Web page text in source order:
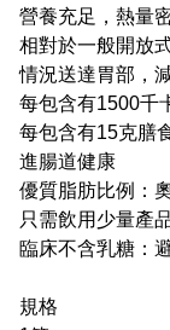
營養充足，熱量
相對於一般開放
情況送達胃部，
每包含有1500千
每包含有15克膳
進腸道健康
優質脂肪比例：
只需飲用少量產
臨床不含乳糖：
規格